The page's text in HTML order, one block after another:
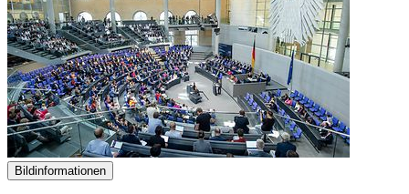
Bildinformationen